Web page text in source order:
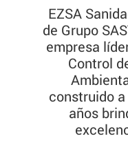
EZSA
de Grupo
empresa
Control
construido
años